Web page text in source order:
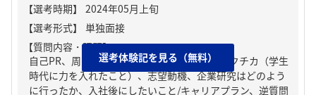
【質問内容・課題】
自己PR、周りからどんな人といわれる？、ガクチカ（学生
時代に力を入れたこと）、志望動機、企業研究はどのよう
に行ったか、入社後にしたいこと/キャリアプラン、逆質問
選考体験記を見る（無料）